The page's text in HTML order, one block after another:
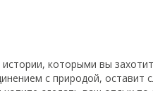
которыми вы
с природой, оставит